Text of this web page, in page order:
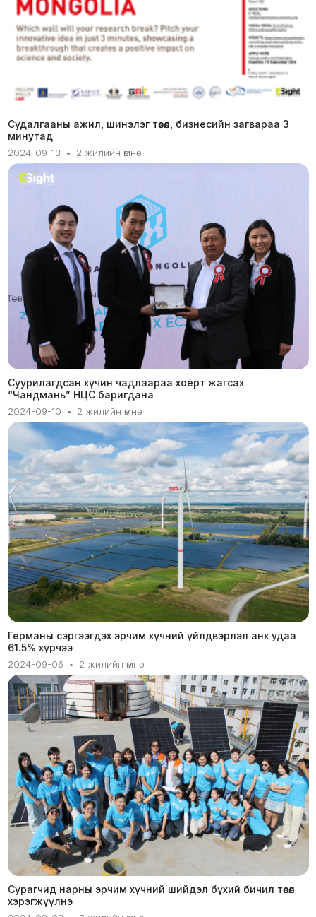
Судалгааны ажил, шинэлэг төсөл, бизнесийн загвараа 3
минутад
2024-09-13 • 2 жилийн өмнө
Суурилагдсан хүчин чадлаараа хоёрт жагсах
“Чандмань” НЦС баригдана
2024-09-10 • 2 жилийн өмнө
Германы сэргээгдэх эрчим хүчний үйлдвэрлэл анх удаа
61.5% хүрчээ
2024-09-06 • 2 жилийн өмнө
Сурагчид нарны эрчим хүчний шийдэл бүхий бичил төсөл
хэрэгжүүлнэ